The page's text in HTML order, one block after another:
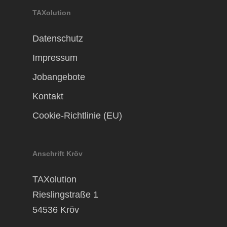
TAXolution
Datenschutz
Impressum
Jobangebote
Kontakt
Cookie-Richtlinie (EU)
Anschrift Kröv
TAXolution
Rieslingstraße 1
54536 Kröv